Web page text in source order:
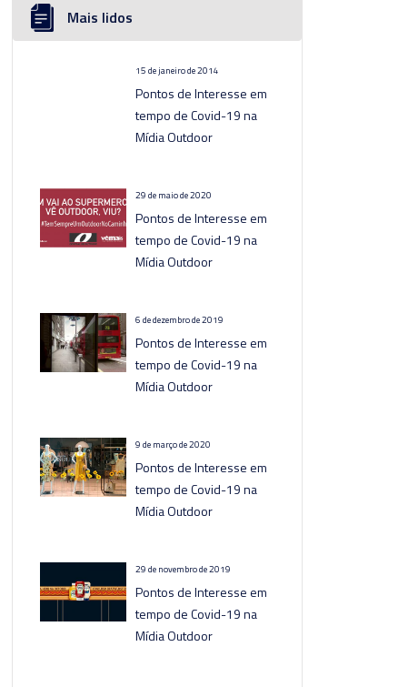
Mais lidos
15 de janeiro de 2014
Pontos de Interesse em
tempo de Covid-19 na
Mídia Outdoor
29 de maio de 2020
Pontos de Interesse em
tempo de Covid-19 na
Mídia Outdoor
6 de dezembro de 2019
Pontos de Interesse em
tempo de Covid-19 na
Mídia Outdoor
9 de março de 2020
Pontos de Interesse em
tempo de Covid-19 na
Mídia Outdoor
29 de novembro de 2019
Pontos de Interesse em
tempo de Covid-19 na
Mídia Outdoor